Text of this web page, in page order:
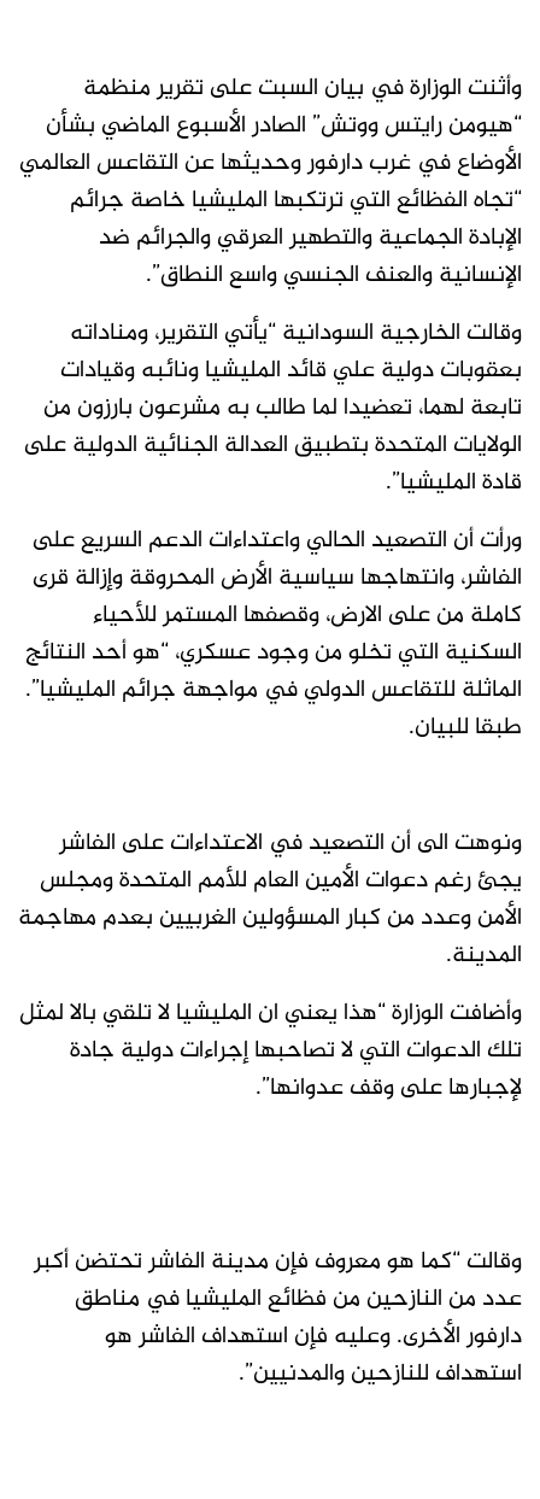
وأثنت الوزارة في بيان السبت على تقرير منظمة
“هيومن رايتس ووتش” الصادر الأسبوع الماضي بشأن
الأوضاع في غرب دارفور وحديثها عن التقاعس العالمي
“تجاه الفظائع التي ترتكبها المليشيا خاصة جرائم
الإبادة الجماعية والتطهير العرقي والجرائم ضد
الإنسانية والعنف الجنسي واسع النطاق”.
وقالت الخارجية السودانية “يأتي التقرير، ومناداته
بعقوبات دولية علي قائد المليشيا ونائبه وقيادات
تابعة لهما، تعضيدا لما طالب به مشرعون بارزون من
الولايات المتحدة بتطبيق العدالة الجنائية الدولية على
قادة المليشيا”.
ورأت أن التصعيد الحالي واعتداءات الدعم السريع على
الفاشر، وانتهاجها سياسية الأرض المحروقة وإزالة قرى
كاملة من على الارض، وقصفها المستمر للأحياء
السكنية التي تخلو من وجود عسكري، “هو أحد النتائج
الماثلة للتقاعس الدولي في مواجهة جرائم المليشيا”.
طبقا للبيان.
ونوهت الى أن التصعيد في الاعتداءات على الفاشر
يجئ رغم دعوات الأمين العام للأمم المتحدة ومجلس
الأمن وعدد من كبار المسؤولين الغربيين بعدم مهاجمة
المدينة.
وأضافت الوزارة “هذا يعني ان المليشيا لا تلقي بالا لمثل
تلك الدعوات التي لا تصاحبها إجراءات دولية جادة
لإجبارها على وقف عدوانها”.
وقالت “كما هو معروف فإن مدينة الفاشر تحتضن أكبر
عدد من النازحين من فظائع المليشيا في مناطق
دارفور الأخرى. وعليه فإن استهداف الفاشر هو
استهداف للنازحين والمدنيين”.